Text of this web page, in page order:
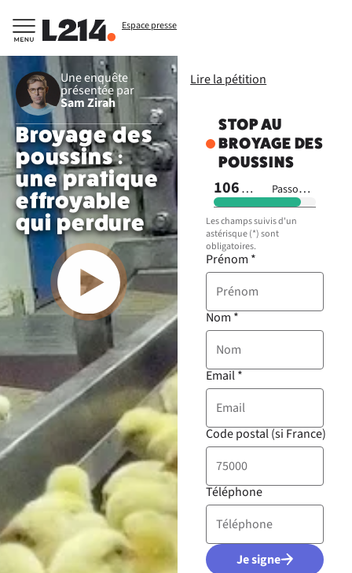
Espace presse
Une enquête
présentée par
Sam Zirah
Broyage des
poussins :
une pratique
effroyable
qui perdure
Lire la pétition
STOP AU
BROYAGE DES
POUSSINS
106 703 signatures
Passons à
Les champs suivis d'un
astérisque (*) sont
obligatoires.
Prénom *
Nom*
Email*
Code postal (si France)
Téléphone
Je signe